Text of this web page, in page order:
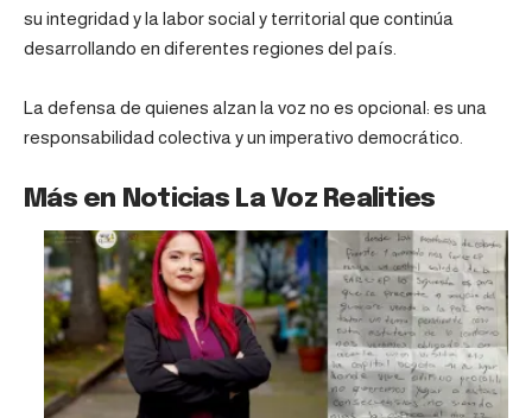
su integridad y la labor social y territorial que continúa
desarrollando en diferentes regiones del país.
La defensa de quienes alzan la voz no es opcional: es una
responsabilidad colectiva y un imperativo democrático.
Más en Noticias La Voz Realities